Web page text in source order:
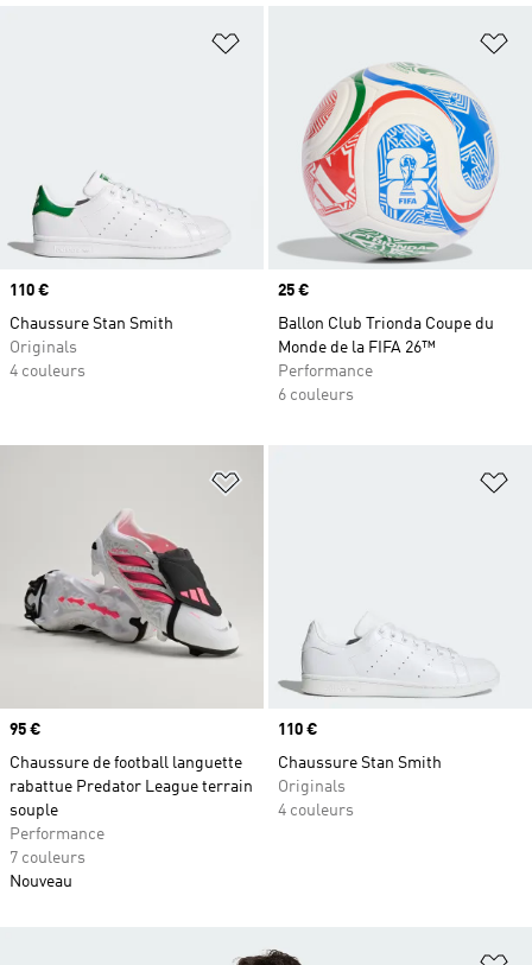
Ajouter à la Liste de produits
Prix
110 €
Chaussure Stan Smith
Originals
4 couleurs
Prix
25 €
Ballon Club Trionda Coupe du
Monde de la FIFA 26™
Performance
6 couleurs
Ajouter à la Liste de produits
Prix
95 €
Chaussure de football languette
rabattue Predator League terrain
souple
Performance
7 couleurs
Nouveau
Prix
110 €
Chaussure Stan Smith
Originals
4 couleurs